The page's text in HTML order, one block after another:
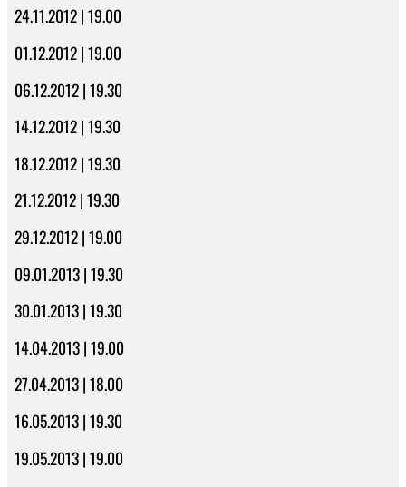
24.11.2012 | 19.00
01.12.2012 | 19.00
06.12.2012 | 19.30
14.12.2012 | 19.30
18.12.2012 | 19.30
21.12.2012 | 19.30
29.12.2012 | 19.00
09.01.2013 | 19.30
30.01.2013 | 19.30
14.04.2013 | 19.00
27.04.2013 | 18.00
16.05.2013 | 19.30
19.05.2013 | 19.00